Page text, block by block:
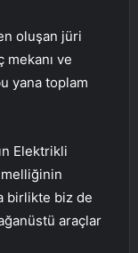
oluşan jüri
mekanı ve
yana toplam
Elektrikli
birlikte biz de
araçlar